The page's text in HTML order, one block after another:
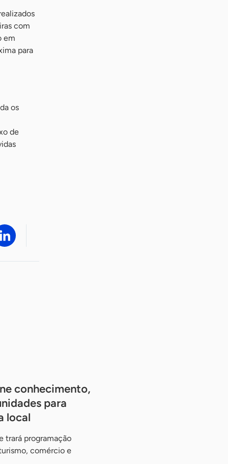
com
em
para
os
de
conhecimento,
para
local
trará programação
comércio e